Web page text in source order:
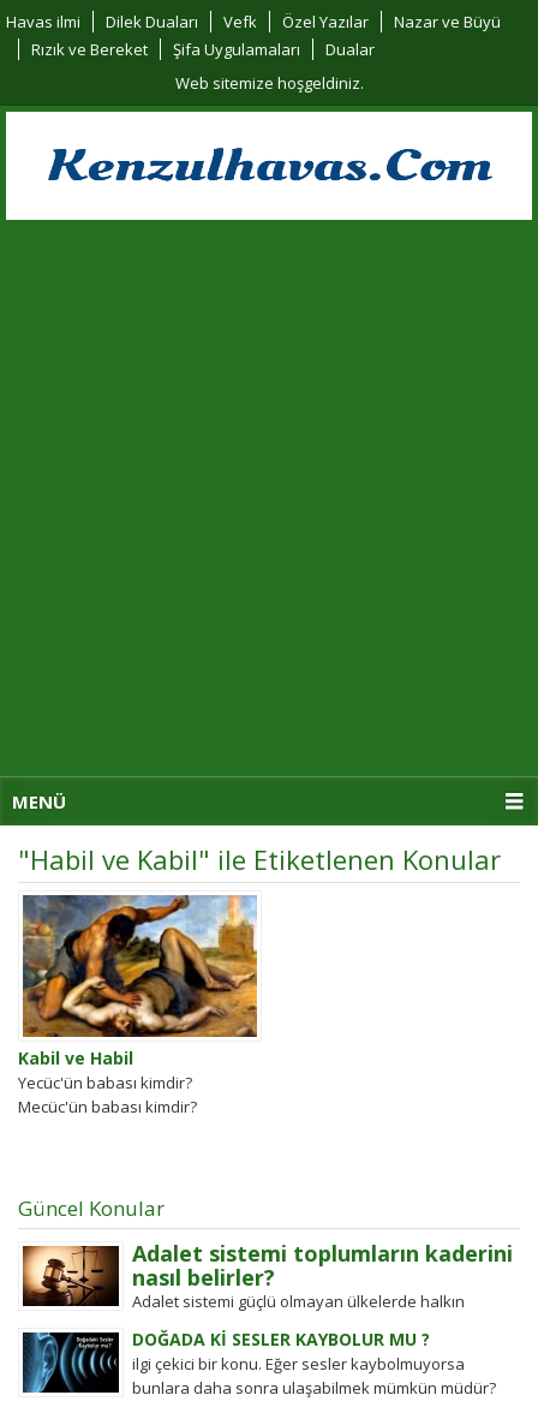
Havas ilmi Dilek Duaları Vefk Özel Yazılar
Nazar ve Büyü
Rızık ve Bereket
Şifa Uygulamaları
Dualar
Web sitemize hoşgeldiniz.
MENÜ
"Habil ve Kabil" ile Etiketlenen Konular
Kabil ve Habil
Yecüc'ün babası kimdir?
Mecüc'ün babası kimdir?
Güncel Konular
Adalet sistemi toplumların kaderini
nasıl belirler?
Adalet sistemi güçlü olmayan ülkelerde halkın
değişim gücü tarihten bugüne toplumsal hareketleri
şekillendirdi. Detayları keşfedin!
DOĞADA Kİ SESLER KAYBOLUR MU ?
ilgi çekici bir konu. Eğer sesler kaybolmuyorsa
bunlara daha sonra ulaşabilmek mümkün müdür?